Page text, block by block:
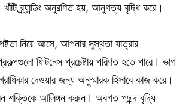
ব্র্যান্ডিং অনুরণিত হয়, আনুগত্য বৃদ্ধি করে।
নিয়ে আসে, আপনার সুস্থতা যাত্রার
ফিটনেস প্রচেষ্টায় পরিণত হতে পারে। ভাগ
দেওয়ার জন্য অনুস্মারক হিসাবে কাজ করে।
শক্তিকে আলিঙ্গন করুন। অবগত পছন্দ বৃদ্ধি